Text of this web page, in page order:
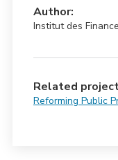
Author:
Institut des
Related
Reforming Public